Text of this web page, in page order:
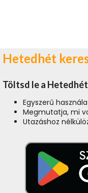
Hetedhét
Töltsd le a
Egyszerű
Megmutatja, mi
Utazáshoz